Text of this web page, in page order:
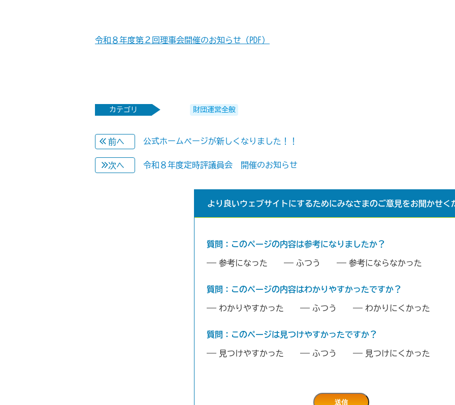
令和８年度第２回理事会開催のお知らせ（PDF）
カテゴリ 財団運営全般
前へ 公式ホームページが新しくなりました！！
次へ 令和８年度定時評議員会 開催のお知らせ
より良いウェブサイトにするためにみなさまのご意見をお聞かせく
質問：このページの内容は参考になりましたか？
参考になった ふつう 参考にならなかった
質問：このページの内容はわかりやすかったですか？
わかりやすかった ふつう わかりにくかった
質問：このページは見つけやすかったですか？
見つけやすかった ふつう 見つけにくかった